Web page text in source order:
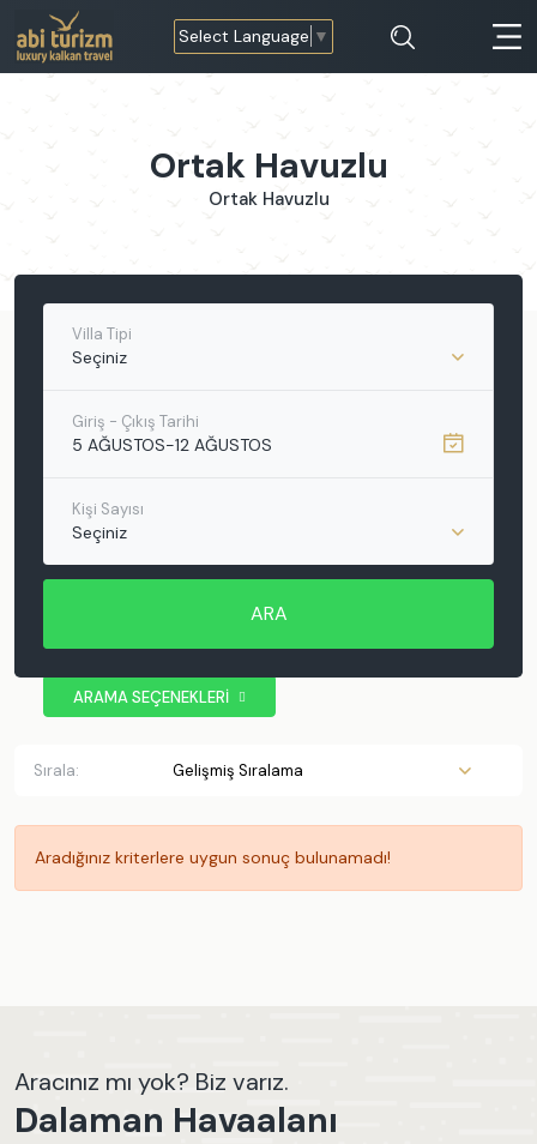
Select Language ▼
Ortak Havuzlu
Ortak Havuzlu
Villa Tipi
Seçiniz
Giriş - Çıkış Tarihi
5 AĞUSTOS-12 AĞUSTOS
Kişi Sayısı
Seçiniz
ARA
BÖLGE
Dalaman
Seydikemer
ARAMA SEÇENEKLERİ
Sırala:
Aradığınız kriterlere uygun sonuç bulunamadı!
Aracınız mı yok? Biz varız.
Dalaman Havaalanı